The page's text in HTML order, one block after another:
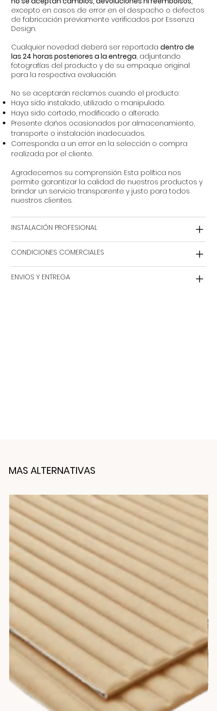
excepto en casos de error en el despacho o defectos
de fabricación previamente verificados por Essenza
Design.
Cualquier novedad deberá ser reportadadentro de
las 24 horas posteriores a la entrega, adjuntando
fotografías del producto y de su empaque original
para la respectiva evaluación.
No se aceptarán reclamos cuando el producto:
Haya sido instalado, utilizado o manipulado.
Haya sido cortado, modificado o alterado.
Presente daños ocasionados por almacenamiento,
transporte o instalación inadecuados.
Corresponda a un error en la selección o compra
realizada por el cliente.
Agradecemos su comprensión. Esta política nos
permite garantizar la calidad de nuestros productos y
brindar un servicio transparente y justo para todos
nuestros clientes.
INSTALACIÓN PROFESIONAL
CONDICIONES COMERCIALES
ENVIOS Y ENTREGA
MAS ALTERNATIVAS